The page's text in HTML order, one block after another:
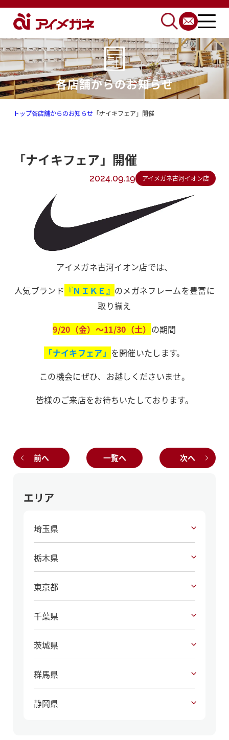
各店舗からのお知らせ
トップ各店舗からのお知らせ 「ナイキフェア」開催
「ナイキフェア」開催
2024.09.19 アイメガネ古河イオン店
アイメガネ古河イオン店では、
人気ブランド 『ＮＩＫＥ』 のメガネフレームを豊富に
取り揃え
9/20（金）～11/30（土） の期間
「ナイキフェア」 を開催いたします。
この機会にぜひ、お越しくださいませ。
皆様のご来店をお待ちいたしております。
前へ 一覧へ 次へ
エリア
埼玉県
栃木県
東京都
千葉県
茨城県
群馬県
静岡県